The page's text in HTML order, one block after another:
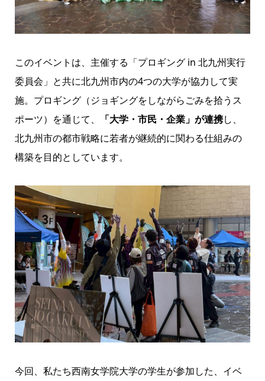
このイベントは、主催する「プロギング in 北九州実行
委員会」と共に北九州市内の4つの大学が協力して実
施。プロギング（ジョギングをしながらごみを拾うス
ポーツ）を通じて、
「大学・市民・企業」が連携し、
北九州市の都市戦略に若者が継続的に関わる仕組みの
構築を目的としています。
今回、私たち西南女学院大学の学生が参加した、イベ